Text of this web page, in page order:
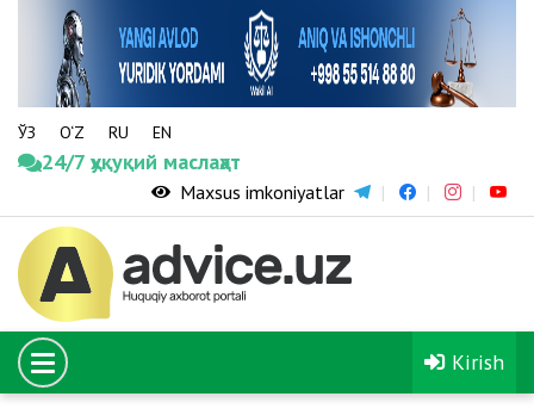
ЎЗ O‘Z RU EN
24/7 ҳуқуқий маслаҳат
Maxsus imkoniyatlar
Kirish